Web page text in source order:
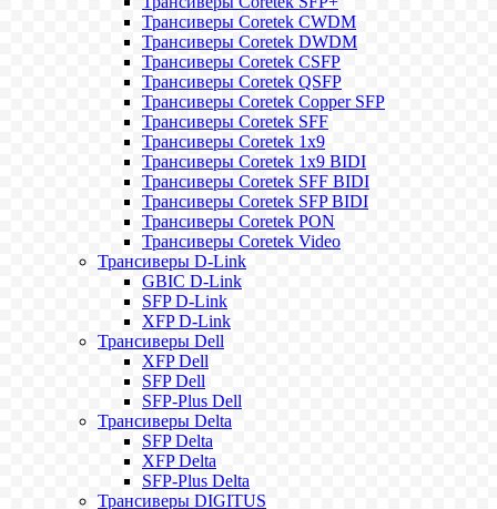
Трансиверы Coretek CWDM
Трансиверы Coretek DWDM
Трансиверы Coretek CSFP
Трансиверы Coretek QSFP
Трансиверы Coretek Copper SFP
Трансиверы Coretek SFF
Трансиверы Coretek 1x9
Трансиверы Coretek 1x9 BIDI
Трансиверы Coretek SFF BIDI
Трансиверы Coretek SFP BIDI
Трансиверы Coretek PON
Трансиверы Coretek Video
Трансиверы D-Link
GBIC D-Link
SFP D-Link
XFP D-Link
Трансиверы Dell
XFP Dell
SFP Dell
SFP-Plus Dell
Трансиверы Delta
SFP Delta
XFP Delta
SFP-Plus Delta
Трансиверы DIGITUS